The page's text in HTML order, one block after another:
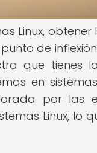
Linux, obtener
de
que tienes
en
por las
Linux, lo